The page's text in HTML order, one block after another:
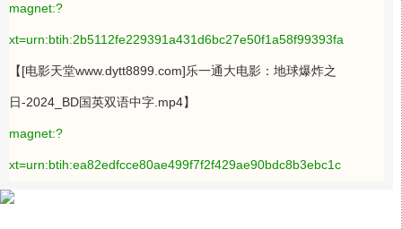
magnet:?
xt=urn:btih:2b5112fe229391a431d6bc27e50f1a58f99393fa
【[电影天堂www.dytt8899.com]乐一通大电影：地球爆炸之
日-2024_BD国英双语中字.mp4】
magnet:?
xt=urn:btih:ea82edfcce80ae499f7f2f429ae90bdc8b3ebc1c